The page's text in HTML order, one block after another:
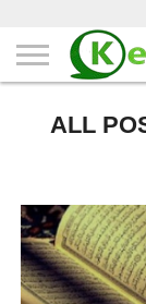
ALL